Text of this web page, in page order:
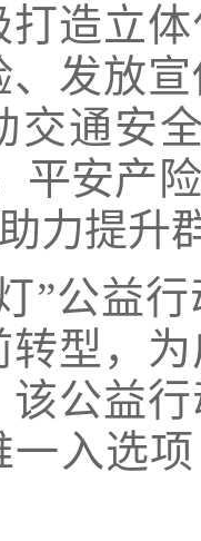
造立
发放
交通安
平安产
力提升
”公益
型，
公益
入选